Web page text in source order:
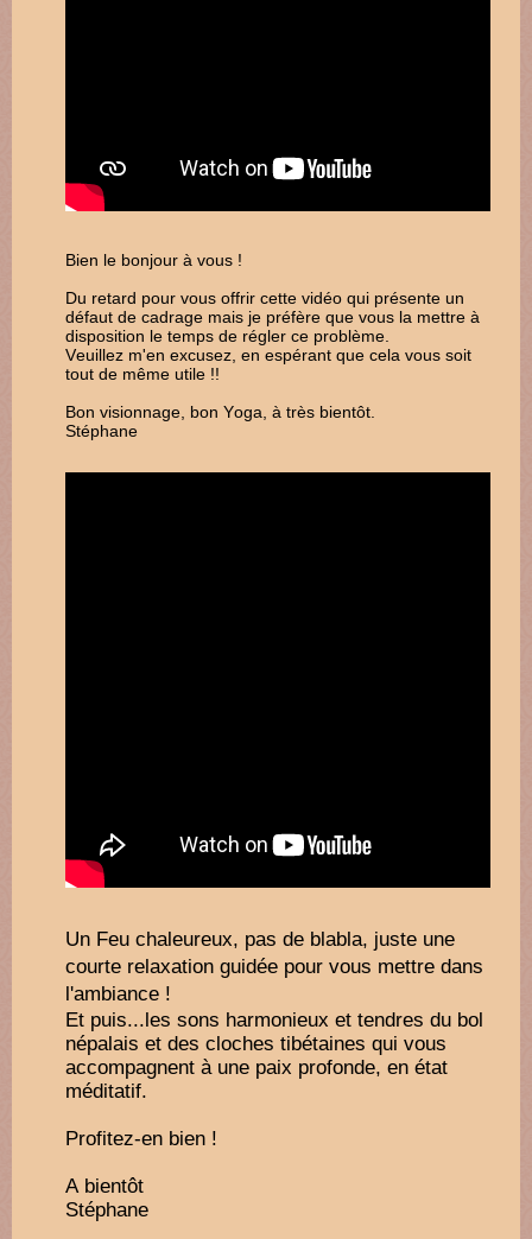
Bien le bonjour à vous !
Du retard pour vous offrir cette vidéo qui présente un
défaut de cadrage mais je préfère que vous la mettre à
disposition le temps de régler ce problème.
Veuillez m'en excusez, en espérant que cela vous soit
tout de même utile !!
Bon visionnage, bon Yoga, à très bientôt.
Stéphane
Un Feu chaleureux, pas de blabla, juste une
courte relaxation guidée pour vous mettre dans
l'ambiance !
Et puis...les sons harmonieux et tendres du bol
népalais et des cloches tibétaines qui vous
accompagnent à une paix profonde, en état
méditatif.
Profitez-en bien !
A bientôt
Stéphane